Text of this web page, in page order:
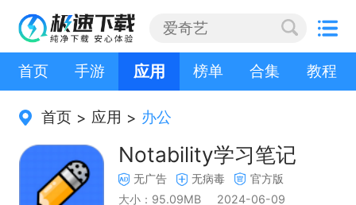
首页 手游 应用 榜单 合集 教程
首页 > 应用 > 办公
Notability学习笔记
无广告 无病毒
官方版
大小：95.09MB
2024-06-09